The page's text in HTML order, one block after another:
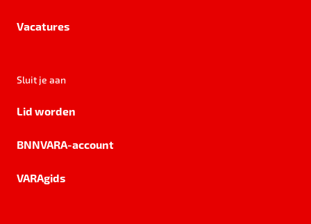
Vacatures
Sluit je aan
Lid worden
BNNVARA-account
VARAgids